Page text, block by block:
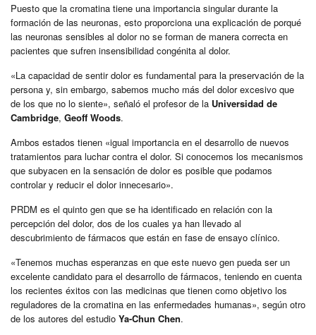
Puesto que la cromatina tiene una importancia singular durante la
formación de las neuronas, esto proporciona una explicación de porqué
las neuronas sensibles al dolor no se forman de manera correcta en
pacientes que sufren insensibilidad congénita al dolor.
«La capacidad de sentir dolor es fundamental para la preservación de la
persona y, sin embargo, sabemos mucho más del dolor excesivo que
de los que no lo siente», señaló el profesor de la Universidad de
Cambridge, Geoff Woods.
Ambos estados tienen «igual importancia en el desarrollo de nuevos
tratamientos para luchar contra el dolor. Si conocemos los mecanismos
que subyacen en la sensación de dolor es posible que podamos
controlar y reducir el dolor innecesario».
PRDM es el quinto gen que se ha identificado en relación con la
percepción del dolor, dos de los cuales ya han llevado al
descubrimiento de fármacos que están en fase de ensayo clínico.
«Tenemos muchas esperanzas en que este nuevo gen pueda ser un
excelente candidato para el desarrollo de fármacos, teniendo en cuenta
los recientes éxitos con las medicinas que tienen como objetivo los
reguladores de la cromatina en las enfermedades humanas», según otro
de los autores del estudio Ya-Chun Chen.